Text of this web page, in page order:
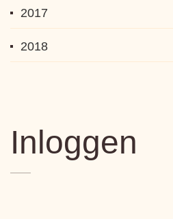
2017
2018
Inloggen